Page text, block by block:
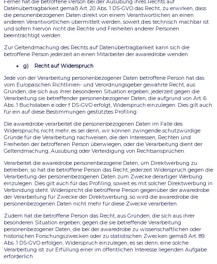
Datenübertragbarkeit gemäß Art. 20 Abs. 1 DS-GVO das Recht, zu erwirken, dass
die personenbezogenen Daten direkt von einem Verantwortlichen an einen
anderen Verantwortlichen übermittelt werden, soweit dies technisch machbar ist
und sofern hiervon nicht die Rechte und Freiheiten anderer Personen
beeinträchtigt werden.
Zur Geltendmachung des Rechts auf Datenübertragbarkeit kann sich die
betroffene Person jederzeit an einen Mitarbeiter der awaredrobe wenden.
g) Recht auf Widerspruch
Jede von der Verarbeitung personenbezogener Daten betroffene Person hat das
vom Europäischen Richtlinien- und Verordnungsgeber gewährte Recht, aus
Gründen, die sich aus ihrer besonderen Situation ergeben, jederzeit gegen die
Verarbeitung sie betreffender personenbezogener Daten, die aufgrund von Art. 6
Abs. 1 Buchstaben e oder f DS-GVO erfolgt, Widerspruch einzulegen. Dies gilt auch
für ein auf diese Bestimmungen gestütztes Profiling.
Die awaredrobe verarbeitet die personenbezogenen Daten im Falle des
Widerspruchs nicht mehr, es sei denn, wir können zwingende schutzwürdige
Gründe für die Verarbeitung nachweisen, die den Interessen, Rechten und
Freiheiten der betroffenen Person überwiegen, oder die Verarbeitung dient der
Geltendmachung, Ausübung oder Verteidigung von Rechtsansprüchen.
Verarbeitet die awaredrobe personenbezogene Daten, um Direktwerbung zu
betreiben, so hat die betroffene Person das Recht, jederzeit Widerspruch gegen die
Verarbeitung der personenbezogenen Daten zum Zwecke derartiger Werbung
einzulegen. Dies gilt auch für das Profiling, soweit es mit solcher Direktwerbung in
Verbindung steht. Widerspricht die betroffene Person gegenüber der awaredrobe
der Verarbeitung für Zwecke der Direktwerbung, so wird die awaredrobe die
personenbezogenen Daten nicht mehr für diese Zwecke verarbeiten.
Zudem hat die betroffene Person das Recht, aus Gründen, die sich aus ihrer
besonderen Situation ergeben, gegen die sie betreffende Verarbeitung
personenbezogener Daten, die bei der awaredrobe zu wissenschaftlichen oder
historischen Forschungszwecken oder zu statistischen Zwecken gemäß Art. 89
Abs. 1 DS-GVO erfolgen, Widerspruch einzulegen, es sei denn, eine solche
Verarbeitung ist zur Erfüllung einer im öffentlichen Interesse liegenden Aufgabe
erforderlich.